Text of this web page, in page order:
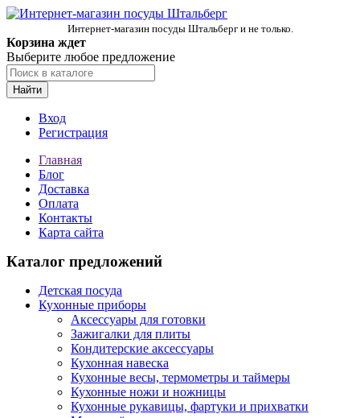
Интернет-магазин посуды Штальберг и не только.
Корзина ждет
Выберите любое предложение
Найти
Вход
Регистрация
Главная
Блог
Доставка
Оплата
Контакты
Карта сайта
Каталог предложений
Детская посуда
Кухонные приборы
Аксессуары для готовки
Зажигалки для плиты
Кондитерские аксессуары
Кухонная навеска
Кухонные весы, термометры и таймеры
Кухонные ножи и ножницы
Кухонные рукавицы, фартуки и прихватки